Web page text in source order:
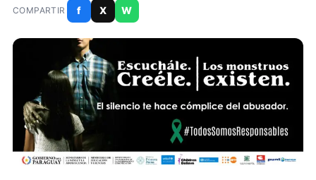
COMPARTIR f X W